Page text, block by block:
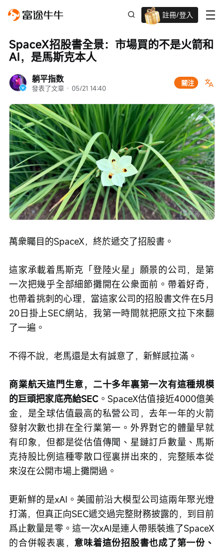
註冊/登入
迎新驚喜賞 股票/BTC等任你揀!
躺平指数
發表了文章 · 05/21 14:40
關注
SpaceX招股書全景：市場買的不是火箭和
AI，是馬斯克本人
萬衆矚目的SpaceX，終於遞交了招股書。
這家承載着馬斯克「登陸火星」願景的公司，是第
一次把幾乎全部細節攤開在公衆面前。帶着好奇，
也帶着挑刺的心理，當這家公司的招股書文件在5月
20日掛上SEC網站，我第一時間就把原文拉下來翻
了一遍。
不得不說，老馬還是太有誠意了，新鮮感拉滿。
商業航天這門生意，二十多年裏第一次有這種規模
的巨頭把家底亮給SEC。SpaceX估值接近4000億美
金，是全球估值最高的私營公司，去年一年的火箭
發射次數也排在全行業第一。外界對它的體量早就
有印象，但都是從估值傳聞、星鏈訂戶數量、馬斯
克持股比例這種零散口徑裏拼出來的，完整賬本從
來沒在公開市場上攤開過。
更新鮮的是xAI。美國前沿大模型公司這兩年聚光燈
打滿，但真正向SEC遞交過完整財務披露的，到目前
爲止數量是零。這一次xAI是連人帶賬裝進了SpaceX
的合併報表裏， 意味着這份招股書也成了第一份、